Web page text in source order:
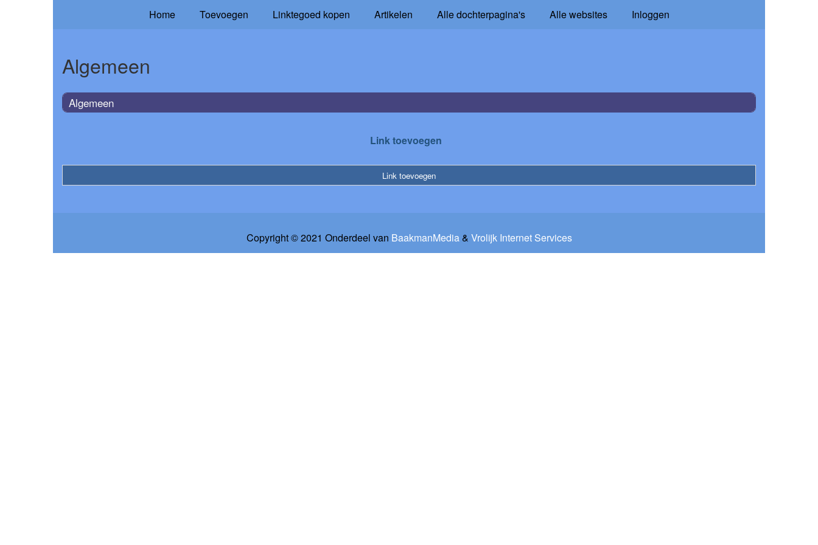
Home Toevoegen Linktegoed kopen Artikelen Alle dochterpagina's Alle websites Inloggen
Algemeen
Algemeen
Link toevoegen
Link toevoegen
Copyright © 2021 Onderdeel van BaakmanMedia& Vrolijk Internet Services